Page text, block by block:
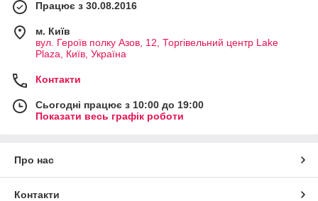
Працює з 30.08.2016
м. Київ
вул. Героїв полку Азов, 12, Торгівельний центр Lake
Plaza, Київ, Україна
Контакти
Сьогодні працює з 10:00 до 19:00
Показати весь графік роботи
Про нас
Контакти